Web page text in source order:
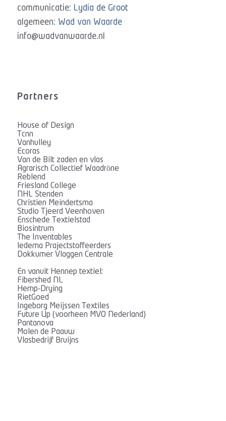
communicatie: Lydia de Groot
algemeen: Wad van Waarde
info@wadvanwaarde.nl
Partners
House of Design
Tcnn
Vanhulley
Ecoras
Van de Bilt zaden en vlas
Agrarisch Collectief Waadröne
Reblend
Friesland College
NHL Stenden
Christien Meindertsma
Studio Tjeerd Veenhoven
Enschede Textielstad
Biosintrum
The Inventables
ledema Prajectstoffeerders
Dokkumer Vlaggen Centrale
En vanuit Hennep textiel:
Fibershed NL
Hemp-Drying
RietGoed
Ingeborg Meijssen Textiles
Future Up (voorheen MVO Nederland)
Pantanova
Molen de Paauw
Vlasbedrijf Bruijns